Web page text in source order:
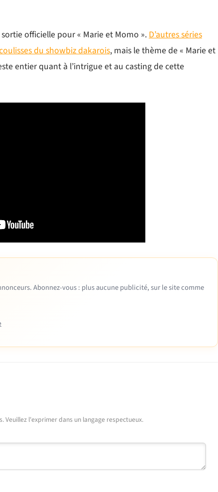
officielle pour « Marie et Momo ».D’autres séries
du showbiz dakarois, mais le thème de « Marie et
entier quant à l’intrigue et au casting de cette
Abonnez-vous : plus aucune publicité, sur le site comme
l'exprimer dans un langage respectueux.